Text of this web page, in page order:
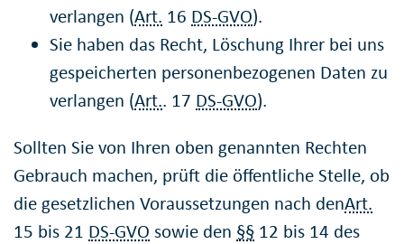
verlangen (Art. 16 DS-GVO).
Sie haben das Recht, Löschung Ihrer bei uns
gespeicherten personenbezogenen Daten zu
verlangen (Art.. 17 DS-GVO).
Sollten Sie von Ihren oben genannten Rechten
Gebrauch machen, prüft die öffentliche Stelle, ob
die gesetzlichen Voraussetzungen nach denArt.
15 bis 21 DS-GVO sowie den §§ 12 bis 14 des